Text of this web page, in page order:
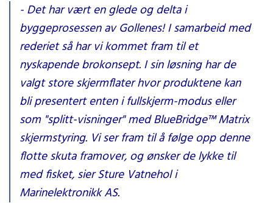
- Det har vært en glede og delta i
byggeprosessen av Gollenes! I samarbeid med
rederiet så har vi kommet fram til et
nyskapende brokonsept. I sin løsning har de
valgt store skjermflater hvor produktene kan
bli presentert enten i fullskjerm-modus eller
som "splitt-visninger" med BlueBridge™ Matrix
skjermstyring. Vi ser fram til å følge opp denne
flotte skuta framover, og ønsker de lykke til
med fisket, sier Sture Vatnehol i
Marinelektronikk AS.